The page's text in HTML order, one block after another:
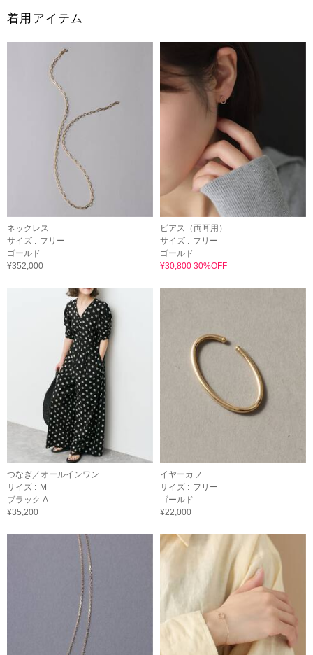
着用アイテム
ネックレス
サイズ : フリー
ゴールド
¥352,000
ピアス（両耳用）
サイズ : フリー
ゴールド
¥30,800 30%OFF
つなぎ／オールインワン
サイズ : M
ブラック A
¥35,200
イヤーカフ
サイズ : フリー
ゴールド
¥22,000